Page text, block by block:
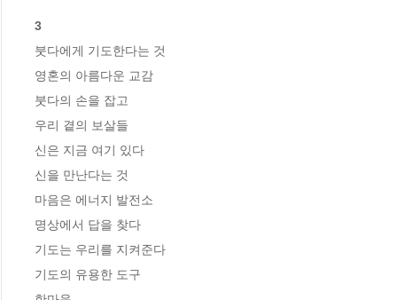
3
붓다에게 기도한다는 것
영혼의 아름다운 교감
붓다의 손을 잡고
우리 곁의 보살들
신은 지금 여기 있다
신을 만난다는 것
마음은 에너지 발전소
명상에서 답을 찾다
기도는 우리를 지켜준다
기도의 유용한 도구